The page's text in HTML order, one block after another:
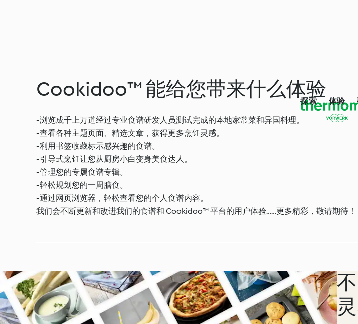
探索 体验
Cookidoo™ 能给您带来什么体验
-浏览成千上万道经过专业食谱研发人员测试完成的本地家常菜和异国料理。
-查看各种主题页面、精选文章，获得更多烹饪灵感。
-利用书签收藏标示感兴趣的食谱。
-引导式烹饪让您从厨房小白变身美食达人。
-管理您的专属食谱专辑。
-轻松规划您的一周膳食。
-通过网页浏览器，轻松查看您的个人食谱内容。
我们会不断更新和改进我们的食谱和 Cookidoo™ 平台的用户体验……更多精彩，敬请期待！